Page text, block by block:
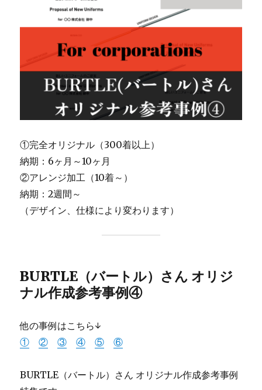
①完全オリジナル（300着以上）
納期：6ヶ月～10ヶ月
②アレンジ加工（10着～）
納期：2週間～
（デザイン、仕様により変わります）
BURTLE（バートル）さん オリジ
ナル作成参考事例④
他の事例はこちら↓
①
② ③ ④ ⑤ ⑥
BURTLE（バートル）さん オリジナル作成参考事例